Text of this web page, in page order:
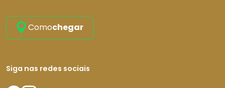
Comochegar
Siga nas redes sociais